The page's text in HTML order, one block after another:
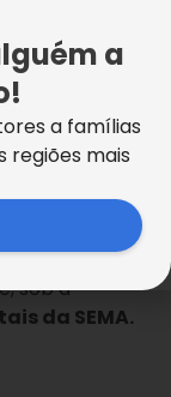
sobre
sob a
da SEMA.
a
a famílias
regiões mais